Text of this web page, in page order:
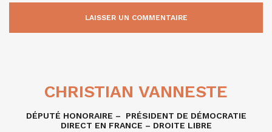
CHRISTIAN VANNESTE
DÉPUTÉ HONORAIRE – PRÉSIDENT DE DÉMOCRATIE
DIRECT EN FRANCE – DROITE LIBRE